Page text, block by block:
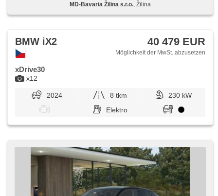
MD-Bavaria Žilina s.r.o. , Žilina
x12
BMW iX2 40 479 EUR
Möglichkeit der MwSt. abzusetzen
xDrive30
2024 8 tkm
230 kW
Elektro